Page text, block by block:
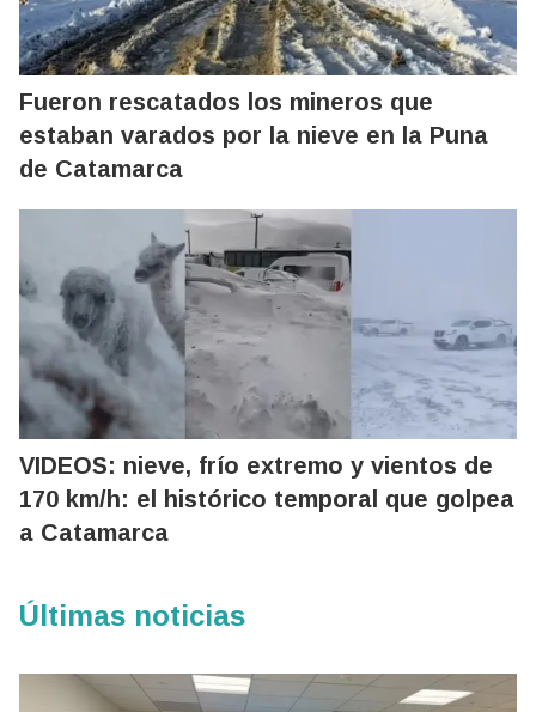
Fueron rescatados los mineros que
estaban varados por la nieve en la Puna
de Catamarca
VIDEOS: nieve, frío extremo y vientos de
170 km/h: el histórico temporal que golpea
a Catamarca
Últimas noticias